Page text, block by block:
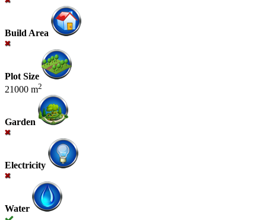
Build Area
Plot Size
21000 m2
Garden
Electricity
Water